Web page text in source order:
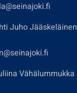
Juho Jääskeläinen
Vähälummukka